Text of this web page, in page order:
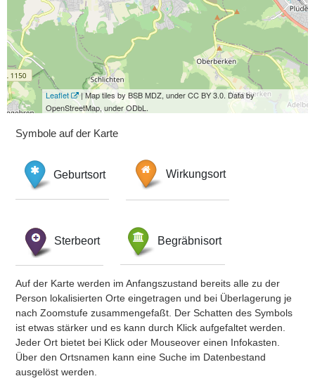
Leaflet
| Map tiles by BSB MDZ, under CC BY 3.0. Data by
OpenStreetMap, under ODbL.
Symbole auf der Karte
Geburtsort Wirkungsort
Sterbeort Begräbnisort
Auf der Karte werden im Anfangszustand bereits alle zu der
Person lokalisierten Orte eingetragen und bei Überlagerung je
nach Zoomstufe zusammengefaßt. Der Schatten des Symbols
ist etwas stärker und es kann durch Klick aufgefaltet werden.
Jeder Ort bietet bei Klick oder Mouseover einen Infokasten.
Über den Ortsnamen kann eine Suche im Datenbestand
ausgelöst werden.